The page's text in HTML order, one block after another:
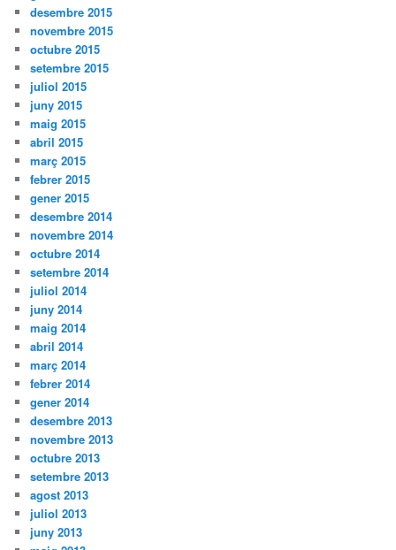
desembre 2015
novembre 2015
octubre 2015
setembre 2015
juliol 2015
juny 2015
maig 2015
abril 2015
març 2015
febrer 2015
gener 2015
desembre 2014
novembre 2014
octubre 2014
setembre 2014
juliol 2014
juny 2014
maig 2014
abril 2014
març 2014
febrer 2014
gener 2014
desembre 2013
novembre 2013
octubre 2013
setembre 2013
agost 2013
juliol 2013
juny 2013